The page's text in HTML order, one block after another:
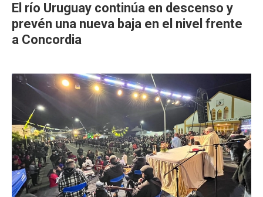
El río Uruguay continúa en descenso y
prevén una nueva baja en el nivel frente
a Concordia